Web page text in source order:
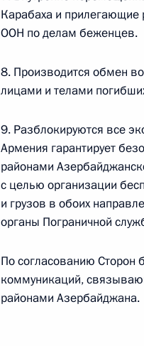
17 февраля 2021 года, 18:10
Встреча с Премьер-
Заявления для прессы
Азербайджана
Армении Николом
Встреча с Ильхамом
Карабаха и прилегающие
ООН по делам беженцев.
8. Производится обмен
лицами и телами
9. Разблокируются все
Армения гарантирует
районами
с целью организации
и грузов в обоих
органы Пограничной
По согласованию Сторон
коммуникаций,
районами Азербайджана.